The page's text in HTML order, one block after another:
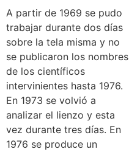
A partir de 1969 se pudo
trabajar durante dos días
sobre la tela misma y no
se publicaron los nombres
de los científicos
intervinientes hasta 1976.
En 1973 se volvió a
analizar el lienzo y esta
vez durante tres días. En
1976 se produce un